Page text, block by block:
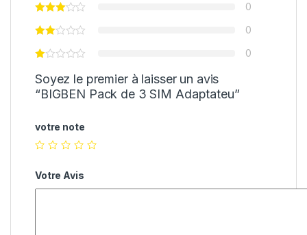
0
0
0
Soyez le premier à laisser un avis
“BIGBEN Pack de 3 SIM Adaptateu”
votre note
Votre Avis